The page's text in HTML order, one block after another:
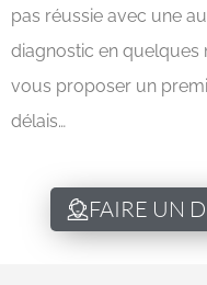
pas réussie avec une
diagnostic en quelques
vous proposer un
délais…
FAIRE UN